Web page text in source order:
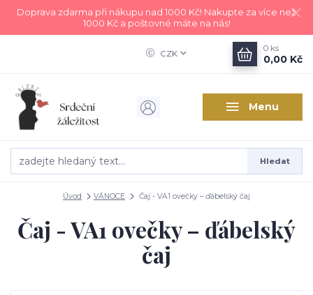
Doprava zdarma při nákupu nad 1000 Kč! Nakupte za více než
1000 Kč a poštovné máte na nás!
Menu
CZK
Hledat
0 ks
0,00 Kč
Úvod VÁNOCE Čaj - VA1 ovečky – ďábelský čaj
Čaj - VA1 ovečky – ďábelský
čaj